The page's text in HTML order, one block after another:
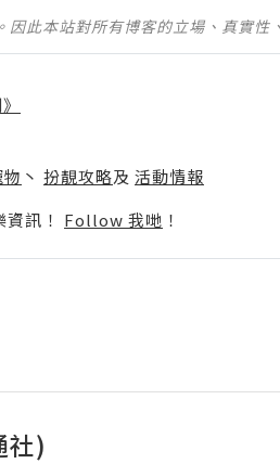
此本站對所有博客的立場、真實性
丶 扮靚攻略及 活動情報
訊！ Follow 我哋 ！
)